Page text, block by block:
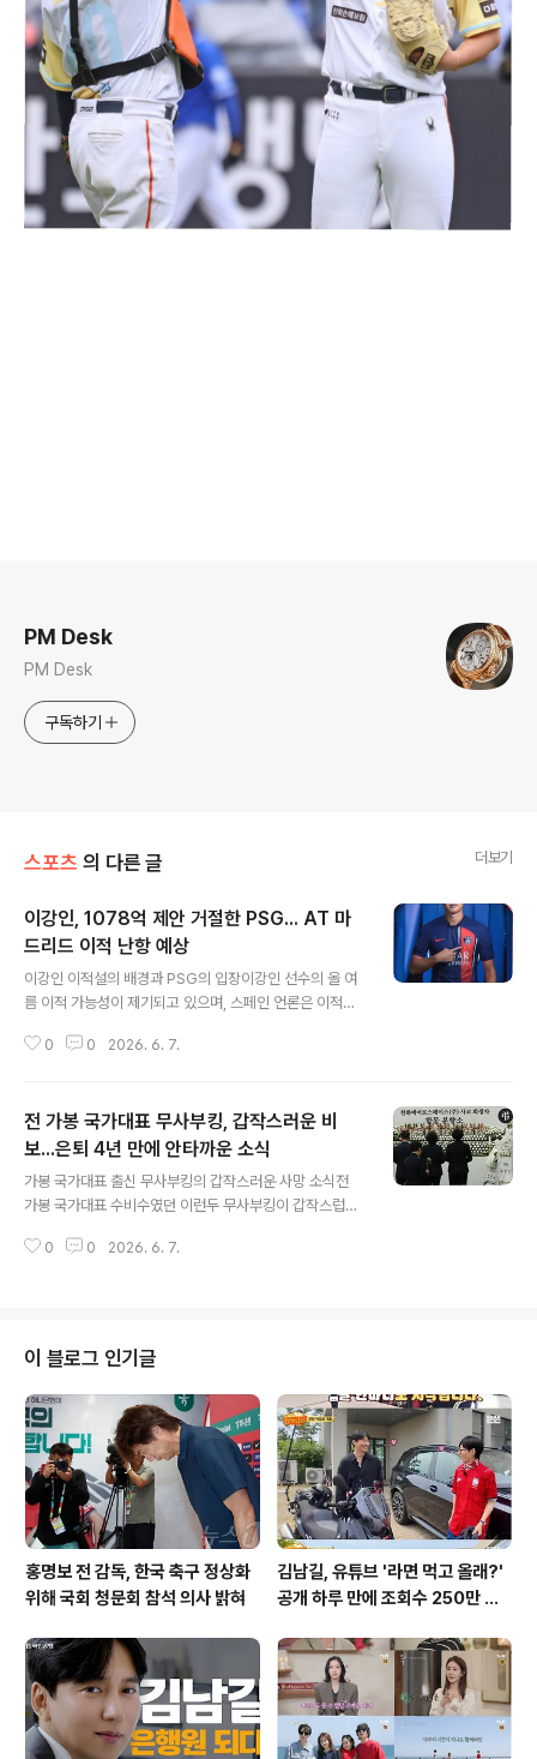
PM Desk
PM Desk
구독하기
스포츠 의 다른 글 더보기
이강인, 1078억 제안 거절한 PSG... AT 마
드리드 이적 난항 예상
이강인 이적설의 배경과 PSG의 입장이강인 선수의 올 여
름 이적 가능성이 제기되고 있으며, 스페인 언론은 이적료
드는 과거에도 이강인 영입에 관심을 보였으나, 현재 제시
이적을 배제하지 않으면서도 선수를 헐값에 넘길 의사가
없음을 분명히 하고 있습니다. 이적료 합의의 어려움과 PS
G의 이적료 책정이강인 선수의 AT 마드리드 이적에 가장
큰 걸림돌은 이적료 합의입니다. 지난 여름 이적시장에서
PSG는 노팅엄 포레스트의 약 1078억 원에 달하는 이적
제안을 거절한 바 있습니다. 최근 프랑스 매체들은 PSG가
0 0 2026. 6. 7.
전 가봉 국가대표 무사부킹, 갑작스러운 비
보...은퇴 4년 만에 안타까운 소식
가봉 국가대표 출신 무사부킹의 갑작스러운 사망 소식전
가봉 국가대표 수비수였던 이런두 무사부킹이 갑작스럽게
브르빌의 한 주택 뒤편에서 숨진 채 발견되었습니다. 정확
을 시작으로 스페인, 이탈리아 등 다양한 리그에서 준수한
활약을 펼쳤습니다. 또한 가봉 국가대표로도 14경기에 출
전하며 아프리카 네이션스컵 등에 참가했습니다. 전 소속
팀들의 애도와 추모현역 은퇴 후 제2의 인생을 살던 무사
부킹의 갑작스러운 비보에 전 소속팀들의 애도 물결이 이
어지고 있습니다. SM 캉과 우디네세 칼..
0 0 2026. 6. 7.
이 블로그 인기글
홍명보 전 감독, 한국 축구 정상화
위해 국회 청문회 참석 의사 밝혀
김남길, 유튜브 '라면 먹고 올래?'
공개 하루 만에 조회수 250만 돌